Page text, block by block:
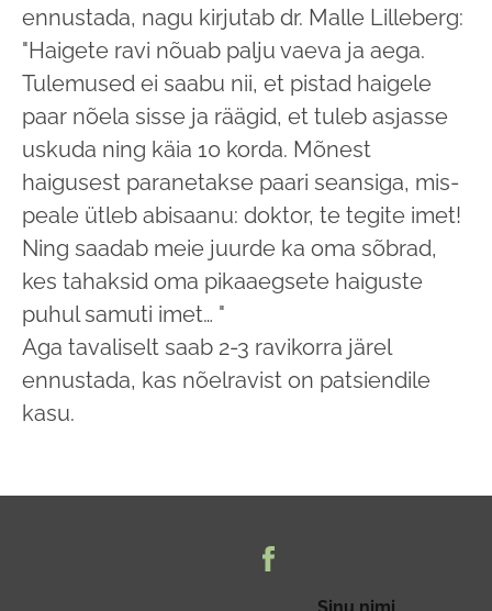
ennustada, nagu kirjutab dr. Malle Lilleberg:
"Haigete ravi nõuab palju vaeva ja aega.
Tule­mused ei saabu nii, et pistad haigele
paar nõela sisse ja räägid, et tuleb asjasse
uskuda ning käia 10 korda. Mõnest
haigusest paranetakse paari seansiga, mis­
peale ütleb abisaanu: doktor, te tegite imet!
Ning saadab meie juurde ka oma sõbrad,
kes tahaksid oma pikaaegsete haiguste
puhul samuti imet… "
Aga tavaliselt saab 2-3 ravikorra järel
ennustada, kas nõelravist on patsiendile
kasu.